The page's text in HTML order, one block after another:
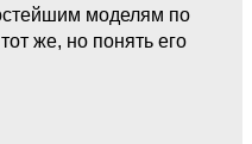
моделям по
же, но понять его